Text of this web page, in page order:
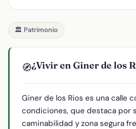
🏛️ Patrimonio
🧭¿Vivir en Giner de los
Giner de los Rios es una calle
condiciones, que destaca por
caminabilidad y zona segura